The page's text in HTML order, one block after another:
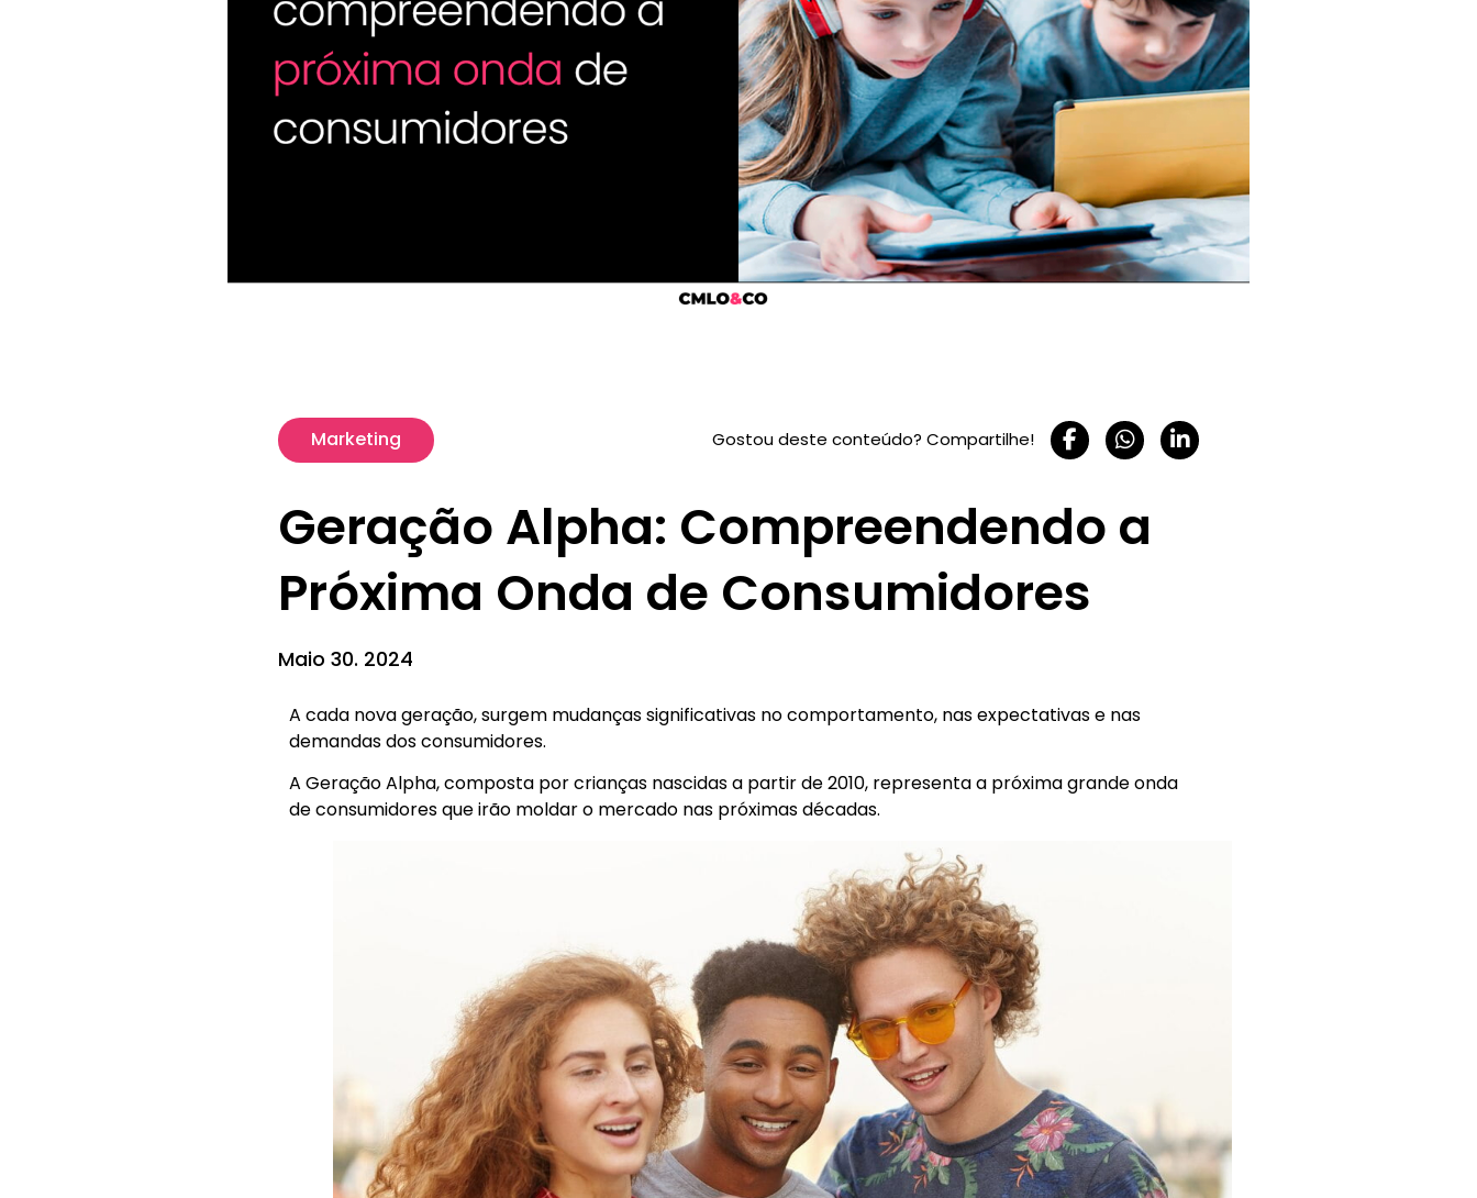
Marketing Gostou deste conteúdo? Compartilhe!
Geração Alpha: Compreendendo a
Próxima Onda de Consumidores
Maio 30. 2024
A cada nova geração, surgem mudanças significativas no comportamento, nas expectativas e nas
demandas dos consumidores.
A Geração Alpha, composta por crianças nascidas a partir de 2010, representa a próxima grande onda
de consumidores que irão moldar o mercado nas próximas décadas.